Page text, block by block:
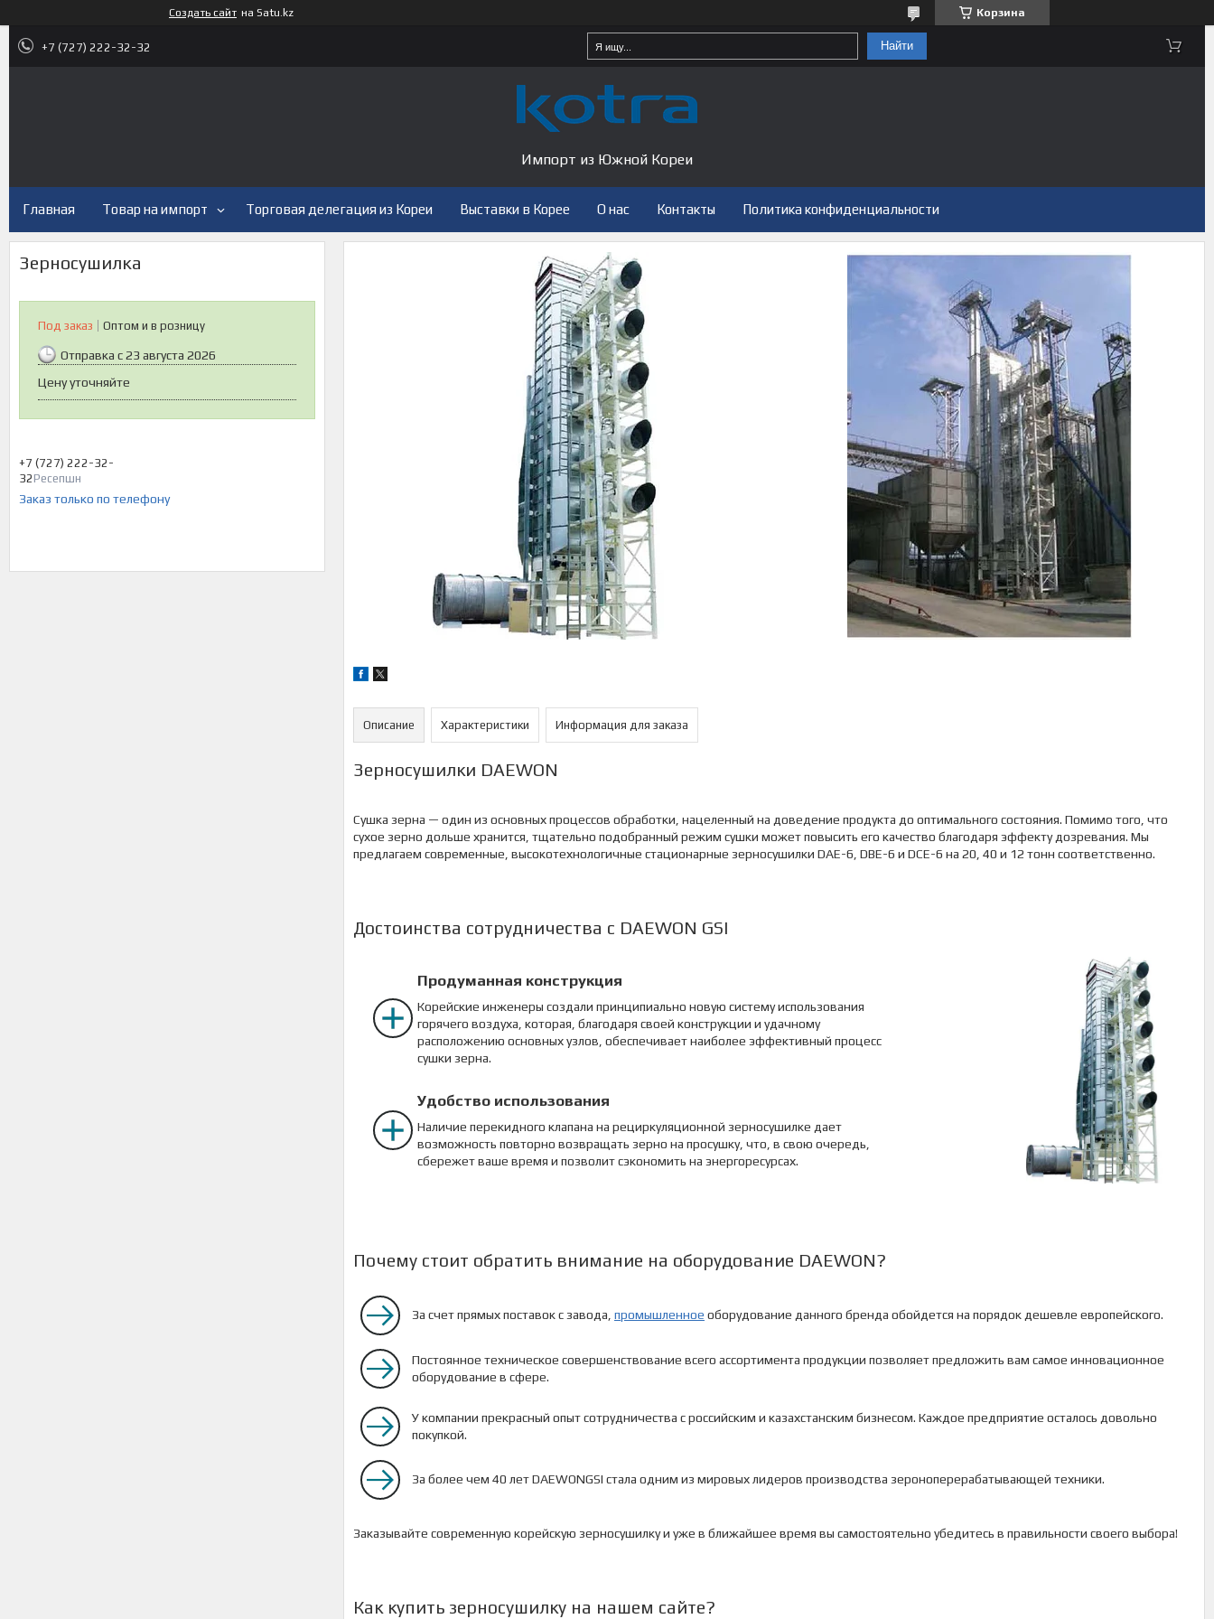
Создать сайт на Satu.kz Корзина
+7 (727) 222-32-32 Найти
Импорт из Южной Кореи
Главная Товар на импорт Торговая делегация из Кореи Выставки в Корее О нас Контакты Политика конфиденциальности
Зерносушилка
Под заказ Оптом и в розницу
Отправка с 23 августа 2026
Цену уточняйте
+7 (727) 222-32-
32 Ресепшн
Заказ только по телефону
Описание Характеристики Информация для заказа
Зерносушилки DAEWON
Сушка зерна — один из основных процессов обработки, нацеленный на доведение продукта до оптимального состояния. Помимо того, что
сухое зерно дольше хранится, тщательно подобранный режим сушки может повысить его качество благодаря эффекту дозревания. Мы
предлагаем современные, высокотехнологичные стационарные зерносушилки DAE-6, DBE-6 и DCE-6 на 20, 40 и 12 тонн соответственно.
Достоинства сотрудничества с DAEWON GSI
Продуманная конструкция
Корейские инженеры создали принципиально новую систему использования
горячего воздуха, которая, благодаря своей конструкции и удачному
расположению основных узлов, обеспечивает наиболее эффективный процесс
сушки зерна.
Удобство использования
Наличие перекидного клапана на рециркуляционной зерносушилке дает
возможность повторно возвращать зерно на просушку, что, в свою очередь,
сбережет ваше время и позволит сэкономить на энергоресурсах.
Почему стоит обратить внимание на оборудование DAEWON?
За счет прямых поставок с завода, промышленное оборудование данного бренда обойдется на порядок дешевле европейского.
Постоянное техническое совершенствование всего ассортимента продукции позволяет предложить вам самое инновационное
оборудование в сфере.
У компании прекрасный опыт сотрудничества с российским и казахстанским бизнесом. Каждое предприятие осталось довольно
покупкой.
За более чем 40 лет DAEWONGSI стала одним из мировых лидеров производства зероноперерабатывающей техники.
Заказывайте современную корейскую зерносушилку и уже в ближайшее время вы самостоятельно убедитесь в правильности своего выбора!
Как купить зерносушилку на нашем сайте?